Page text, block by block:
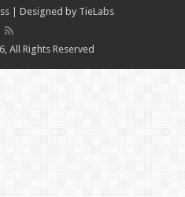
| Designed by TieLabs
All Rights Reserved